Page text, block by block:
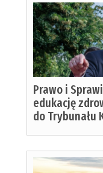
Prawo i
edukację
do Trybunału